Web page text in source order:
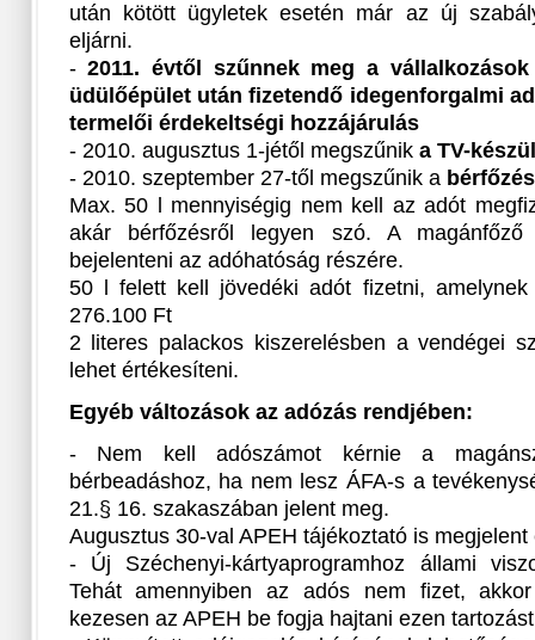
után kötött ügyletek esetén már az új
eljárni.
-2011. évtől szűnnek meg a
üdülőépület után fizetendő idegenforgalmi
termelői érdekeltségi hozzájárulás
- 2010. augusztus 1-jétől megszűnika TV-
- 2010. szeptember 27-től megszűnik a
Max. 50 l mennyiségig nem kell az adót
akár bérfőzésről legyen szó. A
bejelenteni az adóhatóság részére.
50 l felett kell jövedéki adót fizetni,
276.100 Ft
2 literes palackos kiszerelésben a vendégei
lehet értékesíteni.
Egyéb változások az adózás rendjében:
- Nem kell adószámot kérnie a
bérbeadáshoz, ha nem lesz ÁFA-s a
21.§ 16. szakaszában jelent meg.
Augusztus 30-val APEH tájékoztató is
- Új Széchenyi-kártyaprogramhoz állami
Tehát amennyiben az adós nem fizet,
kezesen az APEH be fogja hajtani ezen tartozást